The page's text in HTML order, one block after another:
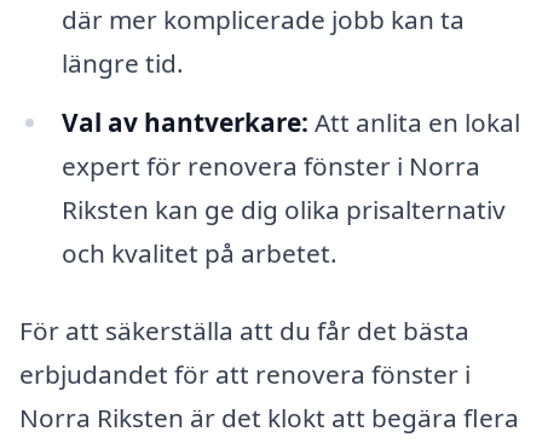
där mer komplicerade jobb kan ta
längre tid.
Val av hantverkare: Att anlita en lokal
expert för renovera fönster i Norra
Riksten kan ge dig olika prisalternativ
och kvalitet på arbetet.
För att säkerställa att du får det bästa
erbjudandet för att renovera fönster i
Norra Riksten är det klokt att begära flera